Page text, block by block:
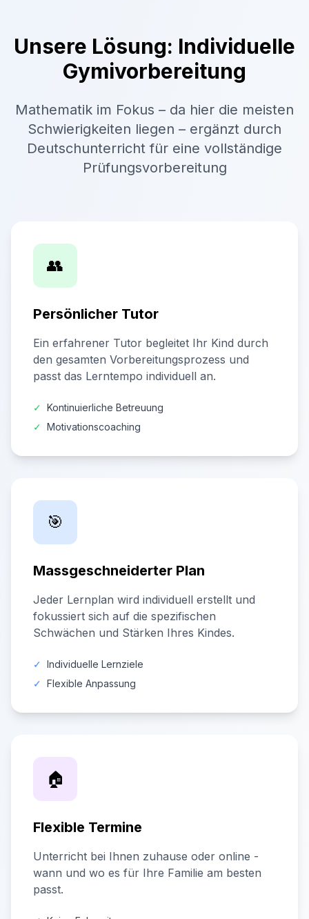
Unsere Lösung: Individuelle
Gymivorbereitung
Mathematik im Fokus – da hier die meisten
Schwierigkeiten liegen – ergänzt durch
Deutschunterricht für eine vollständige
Prüfungsvorbereitung
👥
Persönlicher Tutor
Ein erfahrener Tutor begleitet Ihr Kind durch
den gesamten Vorbereitungsprozess und
passt das Lerntempo individuell an.
✓ Kontinuierliche Betreuung
✓ Motivationscoaching
🎯
Massgeschneiderter Plan
Jeder Lernplan wird individuell erstellt und
fokussiert sich auf die spezifischen
Schwächen und Stärken Ihres Kindes.
✓ Individuelle Lernziele
✓ Flexible Anpassung
🏠
Flexible Termine
Unterricht bei Ihnen zuhause oder online -
wann und wo es für Ihre Familie am besten
passt.